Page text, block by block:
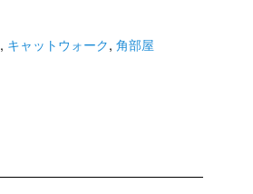
豊田本町駅
道徳駅
ライター：増成かおり
, キャットウォーク, 角部屋